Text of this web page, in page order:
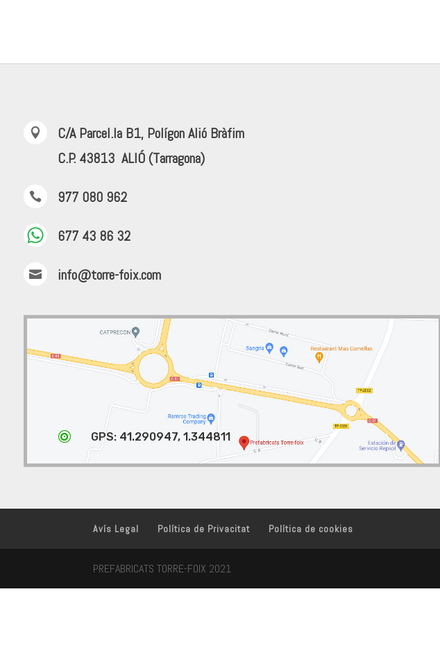

C/A Parcel.la B1, Polígon Alió Bràfim
C.P. 43813 ALIÓ (Tarragona)
 977 080 962
677 43 86 32
 info@torre-foix.com
 GPS: 41.290947, 1.344811
Avís Legal Política de Privacitat Política de cookies
PREFABRICATS TORRE-FOIX 2021